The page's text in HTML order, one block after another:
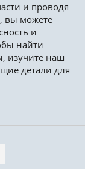
и проводя
вы можете
и
найти
изучите наш
детали для